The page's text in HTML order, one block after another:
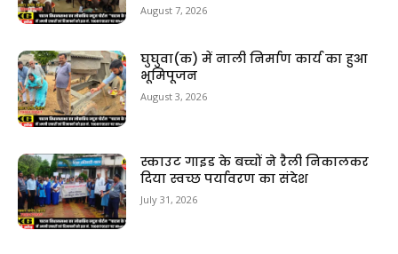
August 7, 2026
घुघुवा(क) में नाली निर्माण कार्य का हुआ
भूमिपूजन
August 3, 2026
स्काउट गाइड के बच्चों ने रैली निकालकर
दिया स्वच्छ पर्यावरण का संदेश
July 31, 2026